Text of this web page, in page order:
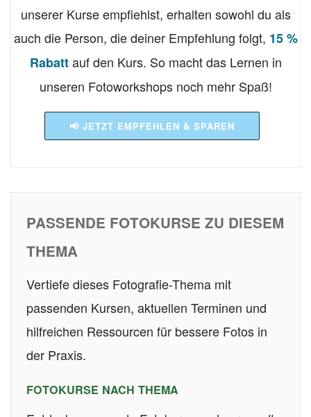
unserer Kurse empfiehlst, erhalten sowohl du als
auch die Person, die deiner Empfehlung folgt, 15 %
Rabattauf den Kurs. So macht das Lernen in
unseren Fotoworkshops noch mehr Spaß!
📢 JETZT EMPFEHLEN & SPAREN
PASSENDE FOTOKURSE ZU DIESEM
THEMA
Vertiefe dieses Fotografie-Thema mit
passenden Kursen, aktuellen Terminen und
hilfreichen Ressourcen für bessere Fotos in
der Praxis.
FOTOKURSE NACH THEMA